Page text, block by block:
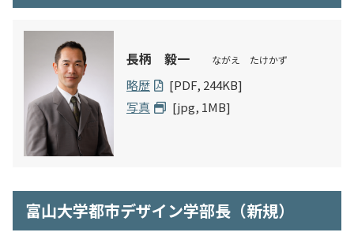
長柄 毅一 ながえ たけかず
略歴
[PDF, 244KB]
写真
[jpg, 1MB]
富山大学都市デザイン学部長（新規）